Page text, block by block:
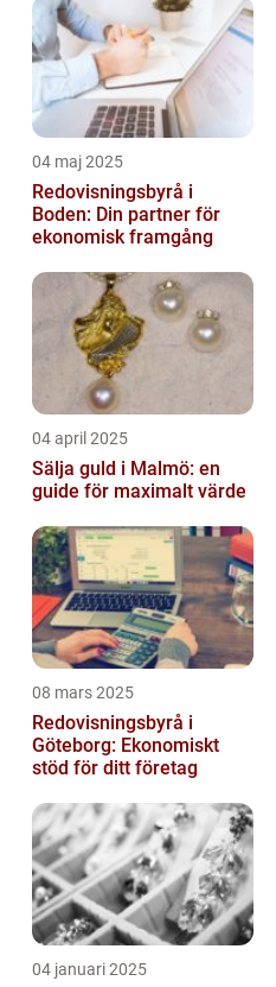
04 maj 2025
Redovisningsbyrå i
Boden: Din partner för
ekonomisk framgång
04 april 2025
Sälja guld i Malmö: en
guide för maximalt värde
08 mars 2025
Redovisningsbyrå i
Göteborg: Ekonomiskt
stöd för ditt företag
04 januari 2025